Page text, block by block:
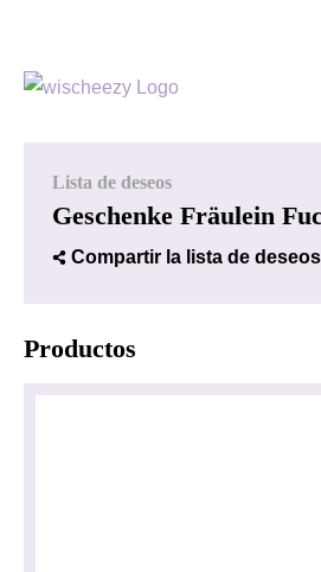
Lista de deseos
Geschenke Fräulein
Compartir la lista de deseos
Productos